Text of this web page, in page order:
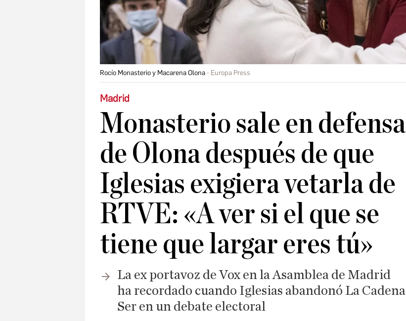
Rocío Monasterio y Macarena Olona Europa Press
Madrid
Monasterio sale en defensa
de Olona después de que
Iglesias exigiera vetarla de
RTVE: «A ver si el que se
tiene que largar eres tú»
La ex portavoz de Vox en la Asamblea de Madrid
ha recordado cuando Iglesias abandonó La Cadena
Ser en un debate electoral